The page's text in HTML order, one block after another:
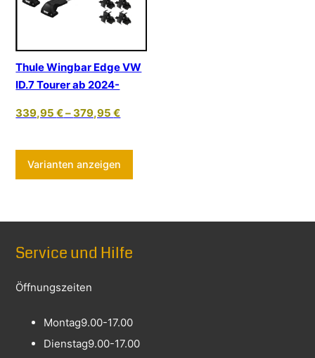
Thule Wingbar Edge VW
ID.7 Tourer ab 2024-
339,95€– 379,95€
Varianten anzeigen
Service und Hilfe
Öffnungszeiten
Montag9.00-17.00
Dienstag9.00-17.00